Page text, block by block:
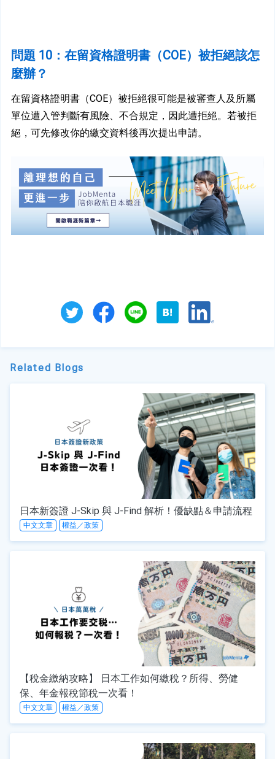
問題 10：在留資格證明書（COE）被拒絕該怎
麼辦？
在留資格證明書（COE）被拒絕很可能是被審查人及所屬
單位遭入管判斷有風險、不合規定，因此遭拒絕。若被拒
絕，可先修改你的繳交資料後再次提出申請。
Related Blogs
日本新簽證 J-Skip 與 J-Find 解析！優缺點＆申請流程
中文文章 權益／政策
【稅金繳納攻略】 日本工作如何繳稅？所得、勞健
保、年金報稅節稅一次看！
中文文章 權益／政策